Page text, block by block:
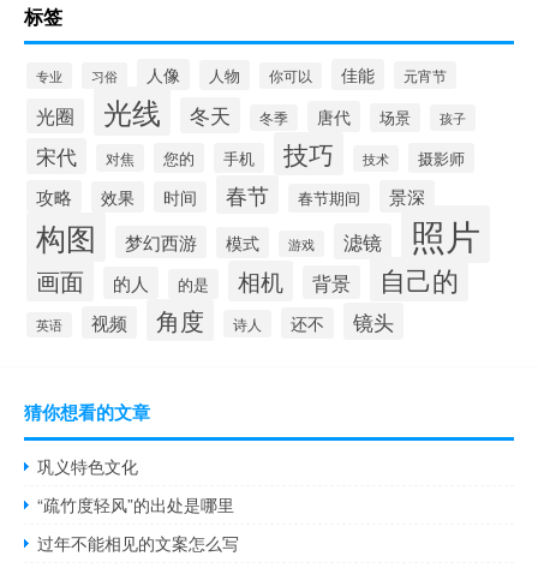
标签
专业 习俗 人像 人物 你可以 佳能 元宵节
光圈 光线 冬天 冬季 唐代 场景 孩子
宋代 对焦 您的 手机 技巧 技术 摄影师
攻略 效果 时间 春节 春节期间 景深
构图 梦幻西游 模式 游戏 滤镜 照片
画面 的人 的是 相机 背景 自己的
英语 视频 角度 诗人 还不 镜头
猜你想看的文章
巩义特色文化
“疏竹度轻风”的出处是哪里
过年不能相见的文案怎么写